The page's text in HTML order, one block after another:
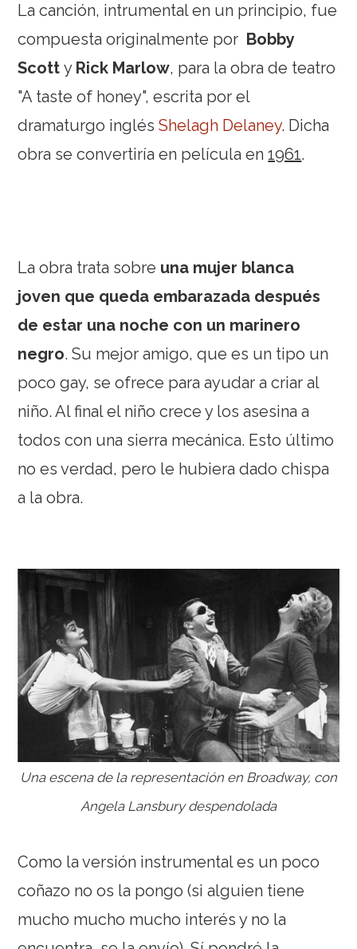
La canción, intrumental en un principio, fue
compuesta originalmente por Bobby
Scotty Rick Marlow, para la obra de teatro
"A taste of honey", escrita por el
dramaturgo inglésShelagh Delaney. Dicha
obra se convertiría en película en1961.
La obra trata sobre una mujer blanca
joven que queda embarazada después
de estar una noche con un marinero
negro. Su mejor amigo, que es un tipo un
poco gay, se ofrece para ayudar a criar al
niño. Al final el niño crece y los asesina a
todos con una sierra mecánica. Esto último
no es verdad, pero le hubiera dado chispa
a la obra.
Una escena de la representación en Broadway, con
Angela Lansbury despendolada
Como la versión instrumental es un poco
coñazo no os la pongo (si alguien tiene
mucho mucho mucho interés y no la